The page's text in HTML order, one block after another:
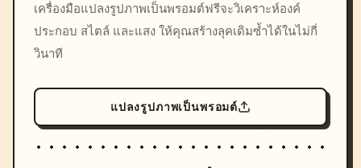
colors, 8k --v 6.0
เครื่องมือแปลงรูปภาพเป็นพรอมต์ฟรีจะวิเคราะห์องค์
ประกอบ สไตล์ และแสง ให้คุณสร้างลุคเดิมซ้ำได้ในไม่กี่
วินาที
แปลงรูปภาพเป็นพรอมต์